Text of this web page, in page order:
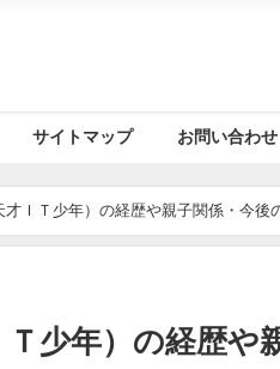
サイトマップ お問い合わせ
ＩＴ少年）の経歴や親子関係・今後
少年）の経歴や